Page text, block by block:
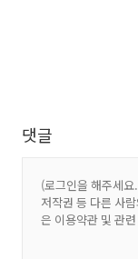
댓글